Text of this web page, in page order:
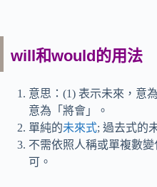
will和would的用法
意思：(1) 表示未來，意
意為「將會」。
單純的未來式; 過去式的
不需依照人稱或單複數
可。